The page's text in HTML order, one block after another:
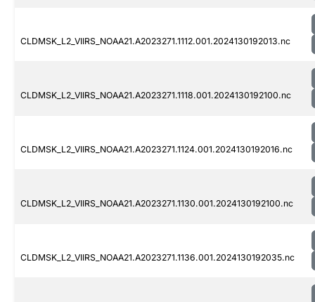
CLDMSK_L2_VIIRS_NOAA21.A2023271.1112.001.2024130192013.nc
CLDMSK_L2_VIIRS_NOAA21.A2023271.1118.001.2024130192100.nc
CLDMSK_L2_VIIRS_NOAA21.A2023271.1124.001.2024130192016.nc
CLDMSK_L2_VIIRS_NOAA21.A2023271.1130.001.2024130192100.nc
CLDMSK_L2_VIIRS_NOAA21.A2023271.1136.001.2024130192035.nc